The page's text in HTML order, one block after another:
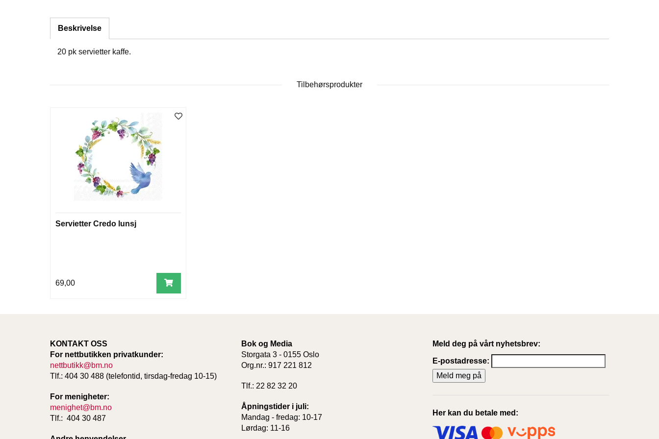
Beskrivelse
20 pk servietter kaffe.
Tilbehørsprodukter
Servietter Credo lunsj
69,00
KONTAKT OSS
For nettbutikken privatkunder:
nettbutikk@bm.no
Tlf.: 404 30 488 (telefontid, tirsdag-fredag 10-15)
For menigheter:
menighet@bm.no
Tlf.: 404 30 487
Bok og Media
Storgata 3 - 0155 Oslo
Org.nr.: 917 221 812
Tlf.: 22 82 32 20
Åpningstider i juli:
Mandag - fredag: 10-17
Lørdag: 11-16
Meld deg på vårt nyhetsbrev:
E-postadresse:
Her kan du betale med: